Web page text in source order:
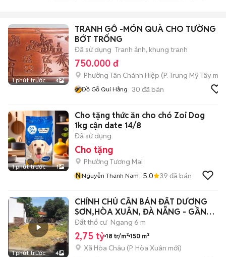
1 phút trước 4
TRANH GỖ -MÓN QUÀ CHO TƯỜNG
BỚT TRỐNG
Đã sử dụng Tranh ảnh, khung tranh
750.000 đ
Phường Tân Chánh Hiệp (P. Trung Mỹ Tây mới)
Đồ Gỗ Quí Hằng 30 đã bán
1 phút trước 1
Cho tặng thức ăn cho chó Zoi Dog
1kg cận date 14/8
Đã sử dụng
Cho tặng
Phường Tương Mai
NNguyễn Thanh Nam 5.0 39 đã bán
1 phút trước 4
CHÍNH CHỦ CẦN BÁN ĐẤT DƯƠNG
SƠN,HÒA XUÂN, ĐÀ NẴNG - GẦN
CHỢ LỆ TRẠCH
Đất thổ cư Ngang 6 m
2,75 tỷ 18 tr/m² 150 m²
Xã Hòa Châu (P. Hòa Xuân mới)